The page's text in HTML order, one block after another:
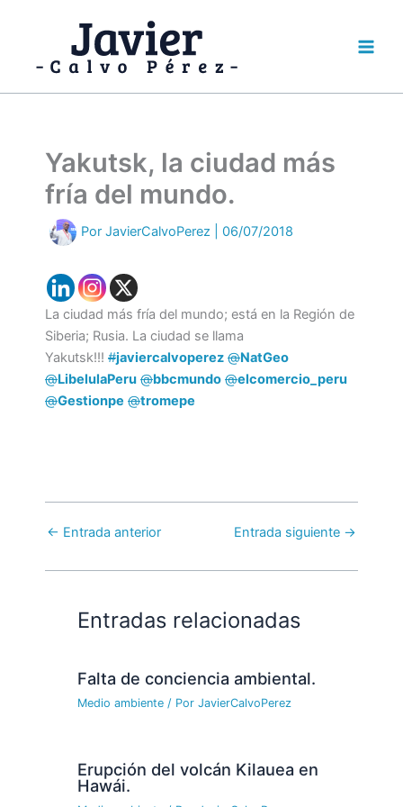
Yakutsk, la ciudad más
fría del mundo.
Por JavierCalvoPerez 06/07/2018
La ciudad más fría del mundo; está en la Región de
Siberia; Rusia. La ciudad se llama
Yakutsk!!! #javiercalvoperez @NatGeo
@LibelulaPeru @bbcmundo @elcomercio_peru
@Gestionpe @tromepe
← Entrada anterior Entrada siguiente →
Entradas relacionadas
Falta de conciencia ambiental.
Medio ambiente / PorJavierCalvoPerez
Erupción del volcán Kilauea en
Hawái.